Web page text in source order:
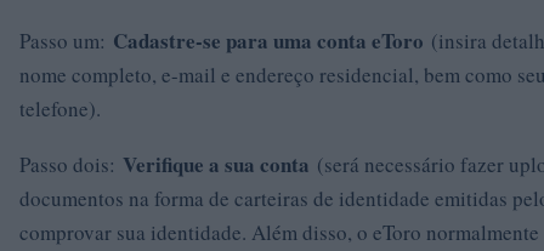
Passo um: Cadastre-se para uma conta eToro (insira
nome completo, e-mail e endereço residencial, bem como
telefone).
Passo dois: Verifique a sua conta (será necessário fazer
documentos na forma de carteiras de identidade emitidas
comprovar sua identidade. Além disso, o eToro